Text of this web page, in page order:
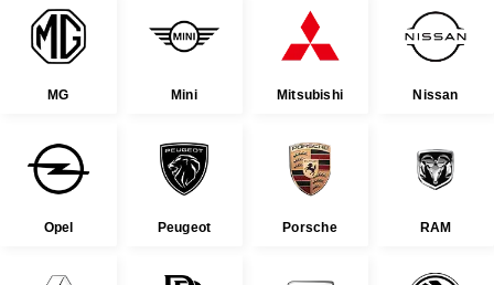
MG Mini Mitsubishi Nissan
Opel Peugeot Porsche RAM